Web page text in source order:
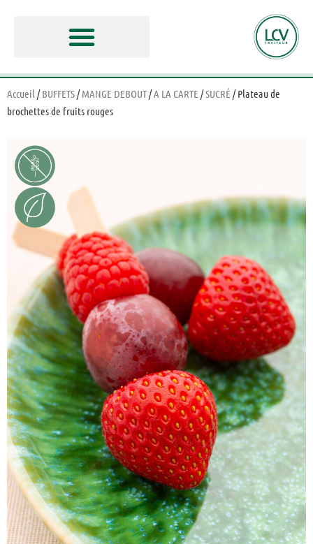
Accueil /BUFFETS/MANGE DEBOUT/A LA CARTE /SUCRÉ / Plateau de
brochettes de fruits rouges